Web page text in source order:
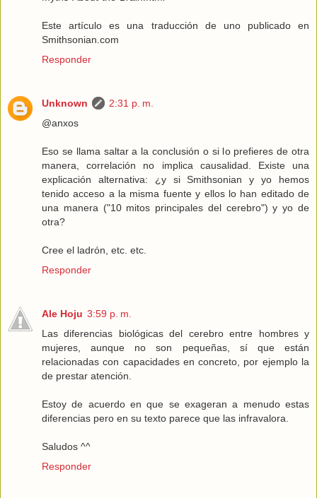
Este artículo es una traducción de uno publicado en
Smithsonian.com
Responder
Unknown
2:31 p. m.
@anxos
Eso se llama saltar a la conclusión o si lo prefieres de otra
manera, correlación no implica causalidad. Existe una
explicación alternativa: ¿y si Smithsonian y yo hemos
tenido acceso a la misma fuente y ellos lo han editado de
una manera ("10 mitos principales del cerebro") y yo de
otra?
Cree el ladrón, etc. etc.
Responder
Ale Hoju 3:59 p. m.
Las diferencias biológicas del cerebro entre hombres y
mujeres, aunque no son pequeñas, sí que están
relacionadas con capacidades en concreto, por ejemplo la
de prestar atención.
Estoy de acuerdo en que se exageran a menudo estas
diferencias pero en su texto parece que las infravalora.
Saludos ^^
Responder